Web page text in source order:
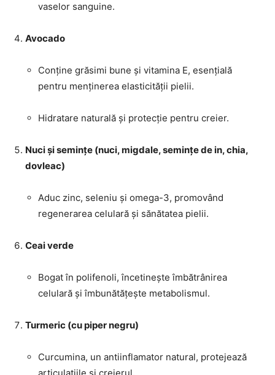
vaselor sanguine.
Avocado
Conține grăsimi bune și vitamina E, esențială
pentru menținerea elasticității pielii.
Hidratare naturală și protecție pentru creier.
Nuci și semințe (nuci, migdale, semințe de in, chia,
dovleac)
Aduc zinc, seleniu și omega-3, promovând
regenerarea celulară și sănătatea pielii.
Ceai verde
Bogat în polifenoli, încetinește îmbătrânirea
celulară și îmbunătățește metabolismul.
Turmeric (cu piper negru)
Curcumina, un antiinflamator natural, protejează